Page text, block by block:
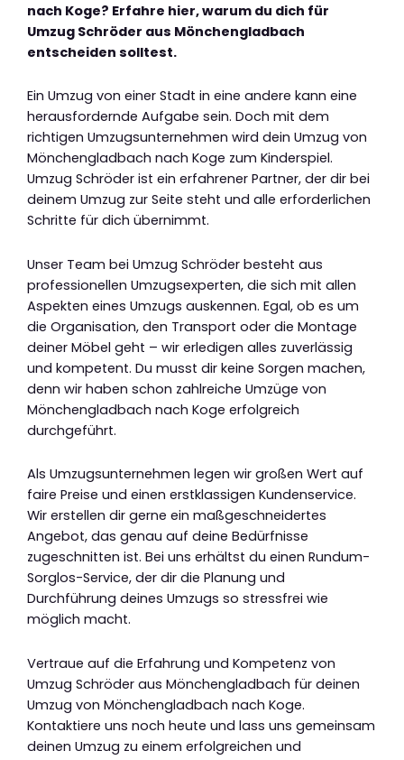
nach Koge? Erfahre hier, warum du dich für
Umzug Schröder aus Mönchengladbach
entscheiden solltest.
Ein Umzug von einer Stadt in eine andere kann eine
herausfordernde Aufgabe sein. Doch mit dem
richtigen Umzugsunternehmen wird dein Umzug von
Mönchengladbach nach Koge zum Kinderspiel.
Umzug Schröder ist ein erfahrener Partner, der dir bei
deinem Umzug zur Seite steht und alle erforderlichen
Schritte für dich übernimmt.
Unser Team bei Umzug Schröder besteht aus
professionellen Umzugsexperten, die sich mit allen
Aspekten eines Umzugs auskennen. Egal, ob es um
die Organisation, den Transport oder die Montage
deiner Möbel geht – wir erledigen alles zuverlässig
und kompetent. Du musst dir keine Sorgen machen,
denn wir haben schon zahlreiche Umzüge von
Mönchengladbach nach Koge erfolgreich
durchgeführt.
Als Umzugsunternehmen legen wir großen Wert auf
faire Preise und einen erstklassigen Kundenservice.
Wir erstellen dir gerne ein maßgeschneidertes
Angebot, das genau auf deine Bedürfnisse
zugeschnitten ist. Bei uns erhältst du einen Rundum-
Sorglos-Service, der dir die Planung und
Durchführung deines Umzugs so stressfrei wie
möglich macht.
Vertraue auf die Erfahrung und Kompetenz von
Umzug Schröder aus Mönchengladbach für deinen
Umzug von Mönchengladbach nach Koge.
Kontaktiere uns noch heute und lass uns gemeinsam
deinen Umzug zu einem erfolgreichen und